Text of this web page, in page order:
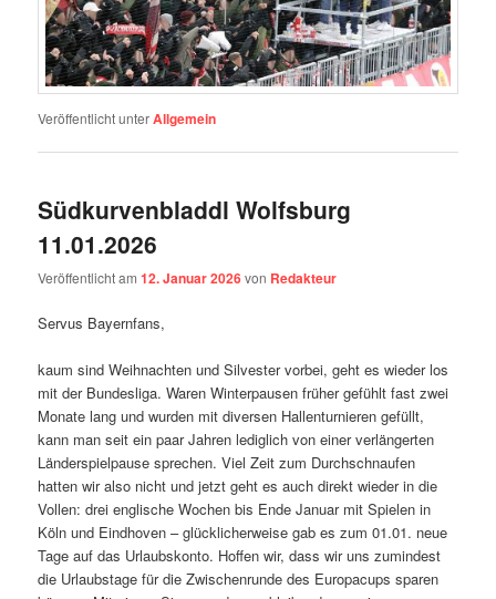
Veröffentlicht unterAllgemein
Südkurvenbladdl Wolfsburg
11.01.2026
Veröffentlicht am12. Januar 2026von Redakteur
Servus Bayernfans,
kaum sind Weihnachten und Silvester vorbei, geht es wieder los
mit der Bundesliga. Waren Winterpausen früher gefühlt fast zwei
Monate lang und wurden mit diversen Hallenturnieren gefüllt,
kann man seit ein paar Jahren lediglich von einer verlängerten
Länderspielpause sprechen. Viel Zeit zum Durchschnaufen
hatten wir also nicht und jetzt geht es auch direkt wieder in die
Vollen: drei englische Wochen bis Ende Januar mit Spielen in
Köln und Eindhoven – glücklicherweise gab es zum 01.01. neue
Tage auf das Urlaubskonto. Hoffen wir, dass wir uns zumindest
die Urlaubstage für die Zwischenrunde des Europacups sparen